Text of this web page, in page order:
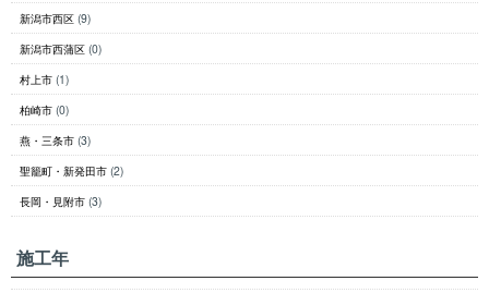
新潟市西区 (9)
新潟市西蒲区 (0)
村上市 (1)
柏崎市 (0)
燕・三条市 (3)
聖籠町・新発田市 (2)
長岡・見附市 (3)
施工年